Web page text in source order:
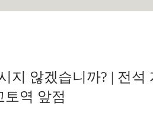
지 않겠습니까? | 전석
토역 앞점